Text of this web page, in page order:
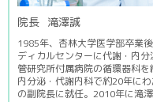
院長 滝澤誠
1985年、杏林大学医学部卒業
ディカルセンターに代謝・内
管研究所付属病院の循環器科
内分泌・代謝内科で約20年に
の副院長に就任。2010年に滝